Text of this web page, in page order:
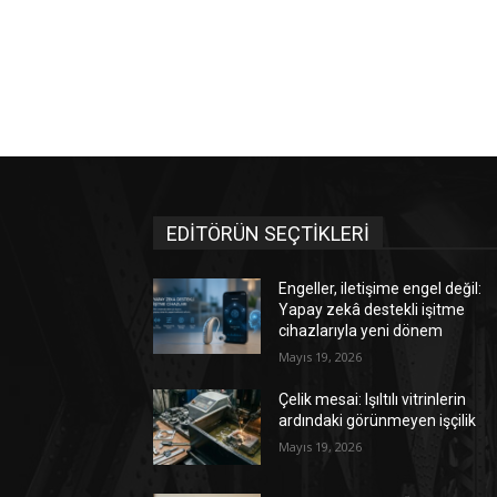
EDİTÖRÜN SEÇTİKLERİ
Engeller, iletişime engel değil:
Yapay zekâ destekli işitme
cihazlarıyla yeni dönem
Mayıs 19, 2026
Çelik mesai: Işıltılı vitrinlerin
ardındaki görünmeyen işçilik
Mayıs 19, 2026